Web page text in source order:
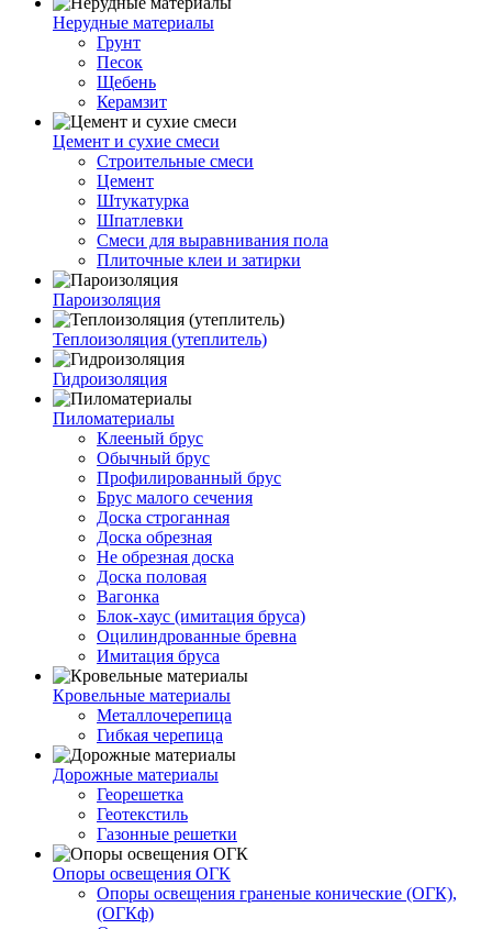
Нерудные материалы
Грунт
Песок
Щебень
Керамзит
Цемент и сухие смеси
Строительные смеси
Цемент
Штукатурка
Шпатлевки
Смеси для выравнивания пола
Плиточные клеи и затирки
Пароизоляция
Теплоизоляция (утеплитель)
Гидроизоляция
Пиломатериалы
Клееный брус
Обычный брус
Профилированный брус
Брус малого сечения
Доска строганная
Доска обрезная
Не обрезная доска
Доска половая
Вагонка
Блок-хаус (имитация бруса)
Оцилиндрованные бревна
Имитация бруса
Кровельные материалы
Металлочерепица
Гибкая черепица
Дорожные материалы
Георешетка
Геотекстиль
Газонные решетки
Опоры освещения ОГК
Опоры освещения граненые конические (ОГК),
(ОГКф)